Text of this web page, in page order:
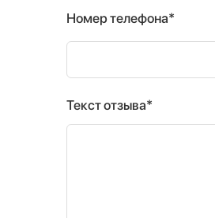
Номер телефона*
Текст отзыва*